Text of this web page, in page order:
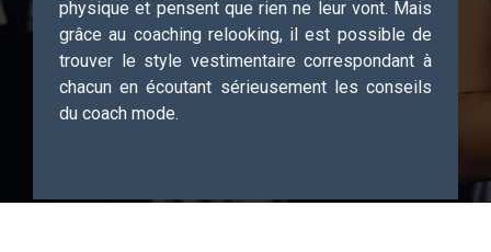
physique et pensent que rien ne leur vont. Mais
grâce au coaching relooking, il est possible de
trouver le style vestimentaire correspondant à
chacun en écoutant sérieusement les conseils
du coach mode.